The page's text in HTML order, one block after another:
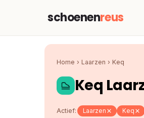
schoenenreus
Home › Laarzen › Keq
Keq
Actief: Laarzen Keq